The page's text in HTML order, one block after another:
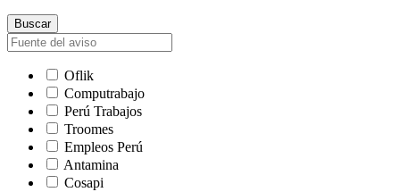
Buscar
Oflik
Computrabajo
Perú Trabajos
Troomes
Empleos Perú
Antamina
Cosapi